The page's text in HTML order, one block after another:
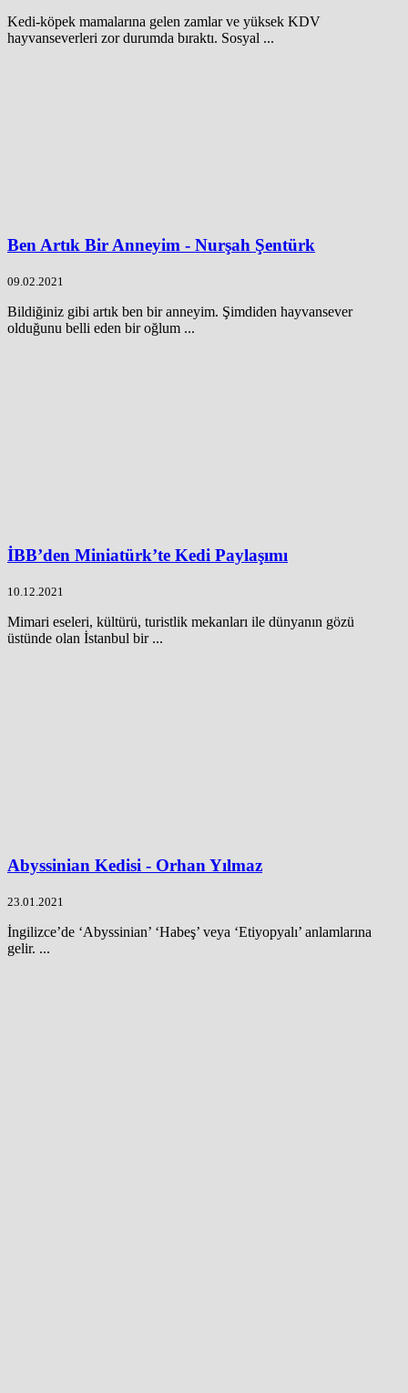
Kedi-köpek mamalarına gelen zamlar ve yüksek KDV
hayvanseverleri zor durumda bıraktı. Sosyal ...
Ben Artık Bir Anneyim - Nurşah Şentürk
09.02.2021
Bildiğiniz gibi artık ben bir anneyim. Şimdiden hayvansever
olduğunu belli eden bir oğlum ...
İBB’den Miniatürk’te Kedi Paylaşımı
10.12.2021
Mimari eseleri, kültürü, turistlik mekanları ile dünyanın gözü
üstünde olan İstanbul bir ...
Abyssinian Kedisi - Orhan Yılmaz
23.01.2021
İngilizce’de ‘Abyssinian’ ‘Habeş’ veya ‘Etiyopyalı’ anlamlarına
gelir. ...